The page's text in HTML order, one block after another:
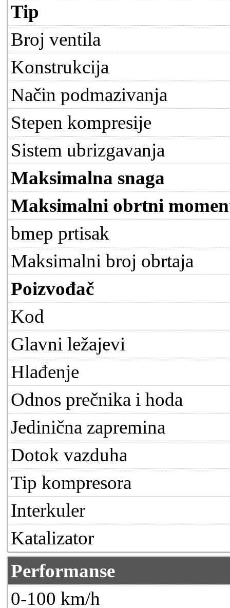
Tip
Broj ventila
Konstrukcija
Način podmazivanja
Stepen kompresije
Sistem ubrizgavanja
Maksimalna snaga
Maksimalni obrtni
bmep prtisak
Maksimalni broj obrtaja
Poizvođač
Kod
Glavni ležajevi
Hlađenje
Odnos prečnika i hoda
Jedinična zapremina
Dotok vazduha
Tip kompresora
Interkuler
Katalizator
Performanse
0-100 km/h